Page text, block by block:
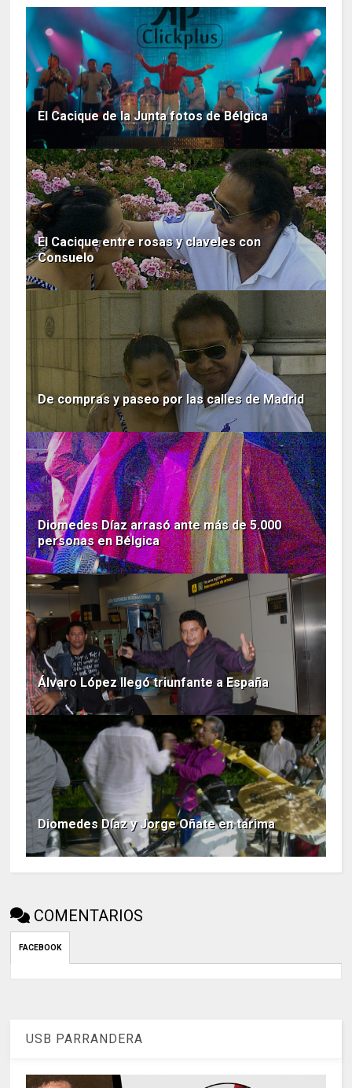
El Cacique de la Junta fotos de Bélgica
El Cacique entre rosas y claveles con
Consuelo
De compras y paseo por las calles de Madrid
Diomedes Díaz arrasó ante más de 5.000
personas en Bélgica
Álvaro López llegó triunfante a España
Diomedes Díaz y Jorge Oñate en tarima
COMENTARIOS
FACEBOOK
USB PARRANDERA